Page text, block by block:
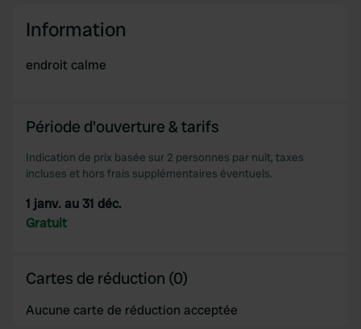
provide social media features and to analyse our traffic.
our social media, advertising and analytics partners who
of their services.
Information
endroit calme
Période d'ouverture & tarifs
Indication de prix basée sur 2 personnes par nuit, taxes
incluses et hors frais supplémentaires éventuels.
1 janv. au 31 déc.
Gratuit
Cartes de réduction (0)
Aucune carte de réduction acceptée